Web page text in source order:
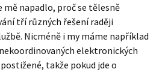
napadlo, proč se tělesně
tří různých řešení raději
Nicméně i my máme například
elektronických
takže pokud jde o